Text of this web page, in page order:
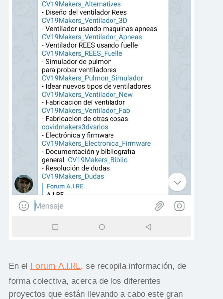
En el Forum A.I.RE, se recopila información, de
forma colectiva, acerca de los diferentes
proyectos que están llevando a cabo este gran